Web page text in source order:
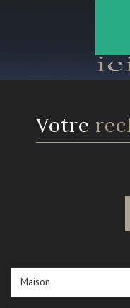
Votre
Maison